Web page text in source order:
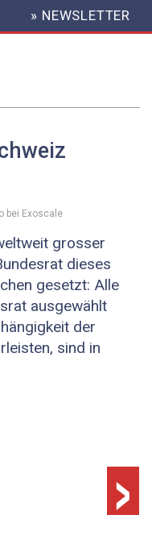
HEADER» NEWSLETTER
bei Exoscale
grosser
dieses
gesetzt: Alle
ausgewählt
der
sind in
›